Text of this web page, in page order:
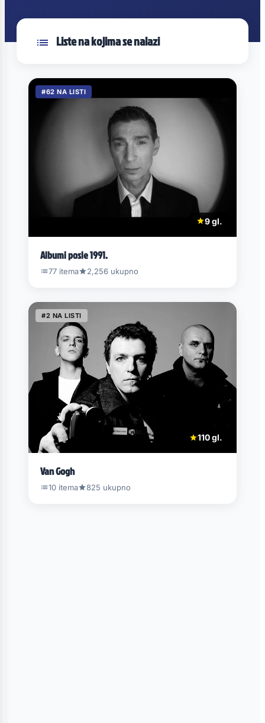
Liste na kojima se nalazi
#62 NA LISTI
9 gl.
Albumi posle 1991.
77 itema 2,256 ukupno
#2 NA LISTI
110 gl.
Van Gogh
10 itema 825 ukupno